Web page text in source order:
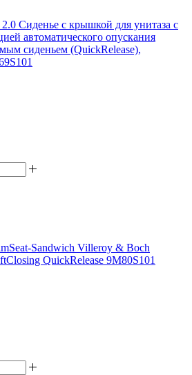
Сиденье с крышкой для унитаза с
автоматического опускания
сиденьем (QuickRelease),
Sandwich Villeroy & Boch
QuickRelease 9M80S101